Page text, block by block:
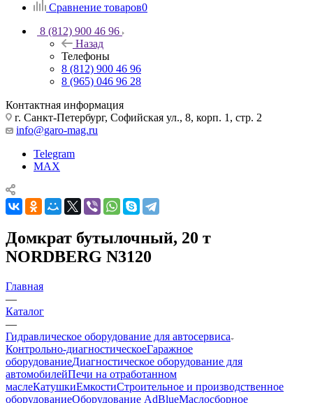
Сравнение товаров0
8 (812) 900 46 96
Назад
Телефоны
8 (812) 900 46 96
8 (965) 046 96 28
Контактная информация
г. Санкт-Петербург, Софийская ул., 8, корп. 1, стр. 2
info@garo-mag.ru
Telegram
MAX
Домкрат бутылочный, 20 т
NORDBERG N3120
Главная
—
Каталог
—
Гидравлическое оборудование для автосервиса
Контрольно-диагностическоеГаражное
оборудованиеДиагностическое оборудование для
автомобилейПечи на отработанном
маслеКатушкиЕмкостиСтроительное и производственное
оборудованиеОборудование AdBlueМаслосборное